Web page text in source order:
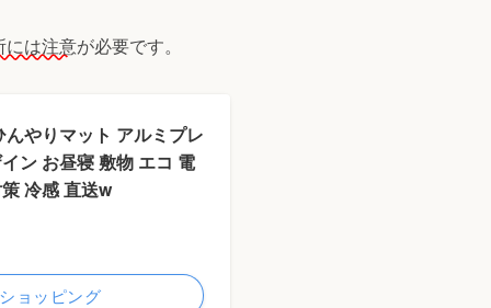
には注意が必要です。
やりマット アルミプレ
ン お昼寝 敷物 エコ 電
冷感 直送w
ョッピング